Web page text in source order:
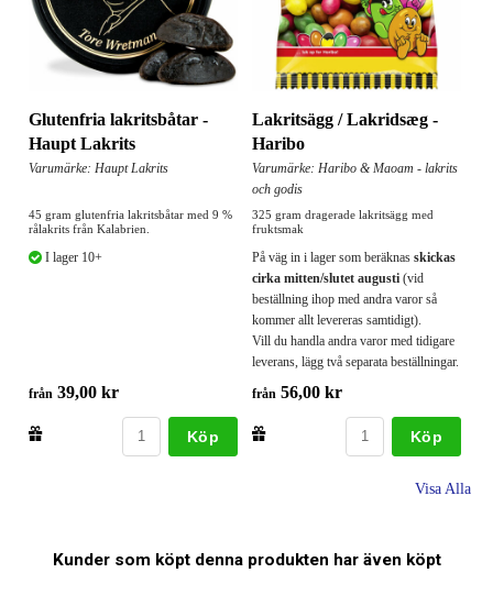
Glutenfria lakritsbåtar -
Haupt Lakrits
Varumärke: Haupt Lakrits
45 gram glutenfria lakritsbåtar med 9 %
rålakrits från Kalabrien.
I lager 10+
från 39,00 kr
Köp
Lakritsägg / Lakridsæg -
Haribo
Varumärke: Haribo & Maoam - lakrits
och godis
325 gram dragerade lakritsägg med
fruktsmak
På väg in i lager som beräknas skickas
cirka mitten/slutet augusti (vid
beställning ihop med andra varor så
kommer allt levereras samtidigt).
Vill du handla andra varor med tidigare
leverans, lägg två separata beställningar.
från 56,00 kr
Köp
Visa Alla
Kunder som köpt denna produkten har även köpt